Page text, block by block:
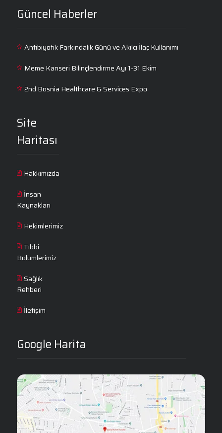
Güncel Haberler
Antibiyotik Farkındalık Günü ve Akılcı İlaç Kullanımı
Meme Kanseri Bilinçlendirme Ayı 1-31 Ekim
2nd Bosnia Healthcare & Services Expo
Site
Haritası
Hakkımızda
İnsan
Kaynakları
Hekimlerimiz
Tıbbi
Bölümlerimiz
Sağlık
Rehberi
İletişim
Google Harita